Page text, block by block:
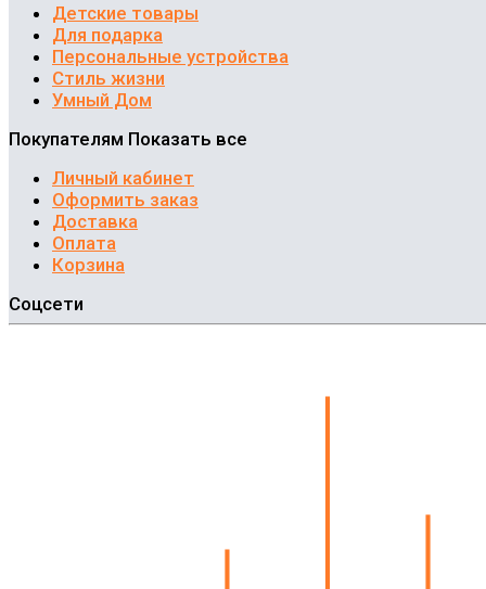
Детские товары
Для подарка
Персональные устройства
Стиль жизни
Умный Дом
Покупателям Показать все
Личный кабинет
Оформить заказ
Доставка
Оплата
Корзина
Соцсети